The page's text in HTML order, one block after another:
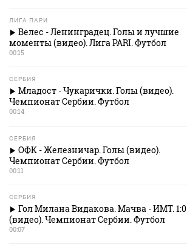
ЛИГА ПАРИ
Велес - Ленинградец. Голы и лучшие
моменты (видео). Лига PARI. Футбол
00:15
СЕРБИЯ
Младост - Чукарички. Голы (видео).
Чемпионат Сербии. Футбол
00:14
СЕРБИЯ
ОФК - Железничар. Голы (видео).
Чемпионат Сербии. Футбол
00:11
СЕРБИЯ
Гол Милана Видакова. Мачва - ИМТ. 1:0
(видео). Чемпионат Сербии. Футбол
00:07